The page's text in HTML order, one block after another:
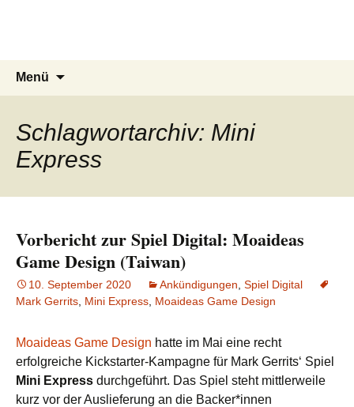
Menü
Schlagwortarchiv: Mini
Express
Vorbericht zur Spiel Digital: Moaideas
Game Design (Taiwan)
10. September 2020 Ankündigungen Spiel Digital
Mark Gerrits Mini Express Moaideas Game Design
Moaideas Game Design hatte im Mai eine recht
erfolgreiche Kickstarter-Kampagne für Mark Gerrits‘ Spiel
Mini Express durchgeführt. Das Spiel steht mittlerweile
kurz vor der Auslieferung an die Backer*innen